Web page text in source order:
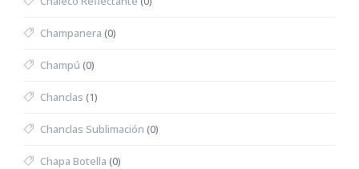
Champanera (0)
Champú (0)
Chanclas (1)
Chanclas Sublimación (0)
Chapa Botella (0)